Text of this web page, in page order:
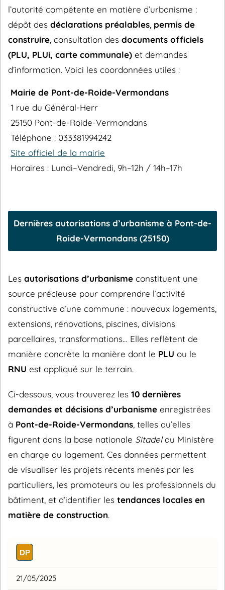
l’autorité compétente en matière d’urbanisme :
dépôt des déclarations préalables permis de
construire , consultation des documents officiels
(PLU, PLUi, carte communale) et demandes
d’information. Voici les coordonnées utiles :
Mairie de Pont-de-Roide-Vermondans
1 rue du Général-Herr
25150 Pont-de-Roide-Vermondans
Téléphone : 033381994242
Site officiel de la mairie
Horaires : Lundi–Vendredi, 9h–12h / 14h–17h
Dernières autorisations d’urbanisme à Pont-de-
Roide-Vermondans (25150)
Les autorisations d’urbanisme constituent une
source précieuse pour comprendre l’activité
constructive d’une commune : nouveaux logements,
extensions, rénovations, piscines, divisions
parcellaires, transformations… Elles reflètent de
manière concrète la manière dont le PLU ou le
RNU est appliqué sur le terrain.
Ci-dessous, vous trouverez les 10 dernières
demandes et décisions d’urbanisme enregistrées
à Pont-de-Roide-Vermondans , telles qu’elles
figurent dans la base nationale Sitadeldu Ministère
en charge du logement. Ces données permettent
de visualiser les projets récents menés par les
particuliers, les promoteurs ou les professionnels du
bâtiment, et d’identifier les tendances locales en
matière de construction.
DP
21/05/2025